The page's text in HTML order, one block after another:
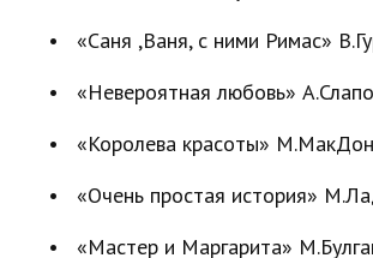
• «Саня ,Ваня, с ними Римас»
• «Невероятная любовь»
• «Королева красоты»
• «Очень простая история»
• «Мастер и Маргарита»